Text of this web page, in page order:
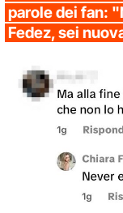
parole dei fan:
Fedez, sei